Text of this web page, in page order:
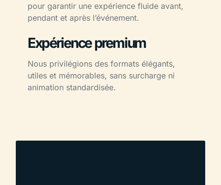
pour garantir une expérience fluide avant,
pendant et après l’événement.
Expérience premium
Nous privilégions des formats élégants,
utiles et mémorables, sans surcharge ni
animation standardisée.